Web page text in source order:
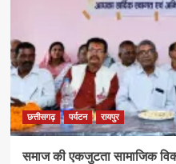
राजेश
अग्रवाल
दिया
स्वदेशी
अपनाने
का
संदेश
छत्तीसगढ़ पर्यटन रायपुर
समाज की एकजुटता सामाजिक